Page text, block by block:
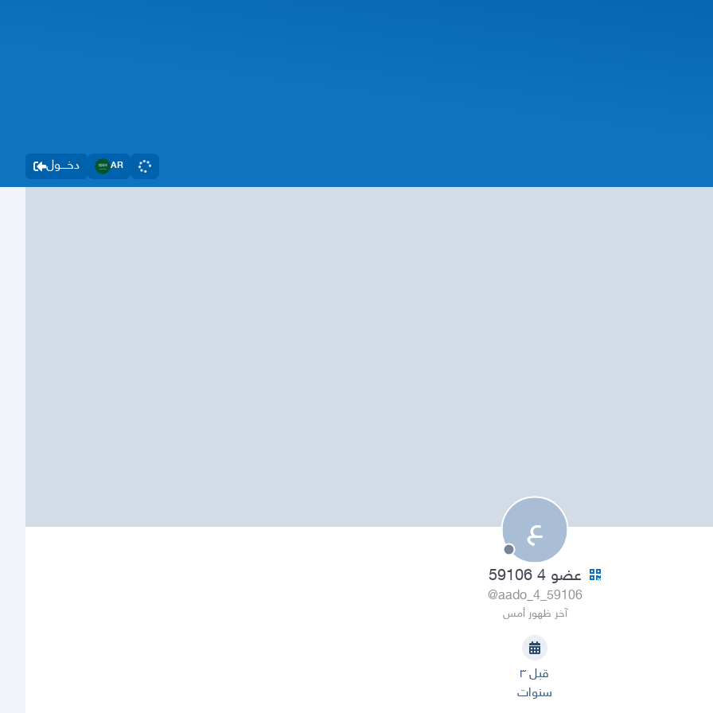
دخــــول AR
ع
عضو 4 59106
@aado_4_59106
آخر ظهور أمس
قبل ٣
سنوات